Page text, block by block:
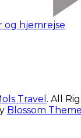
og hjemrejse
Travel . All
Blossom